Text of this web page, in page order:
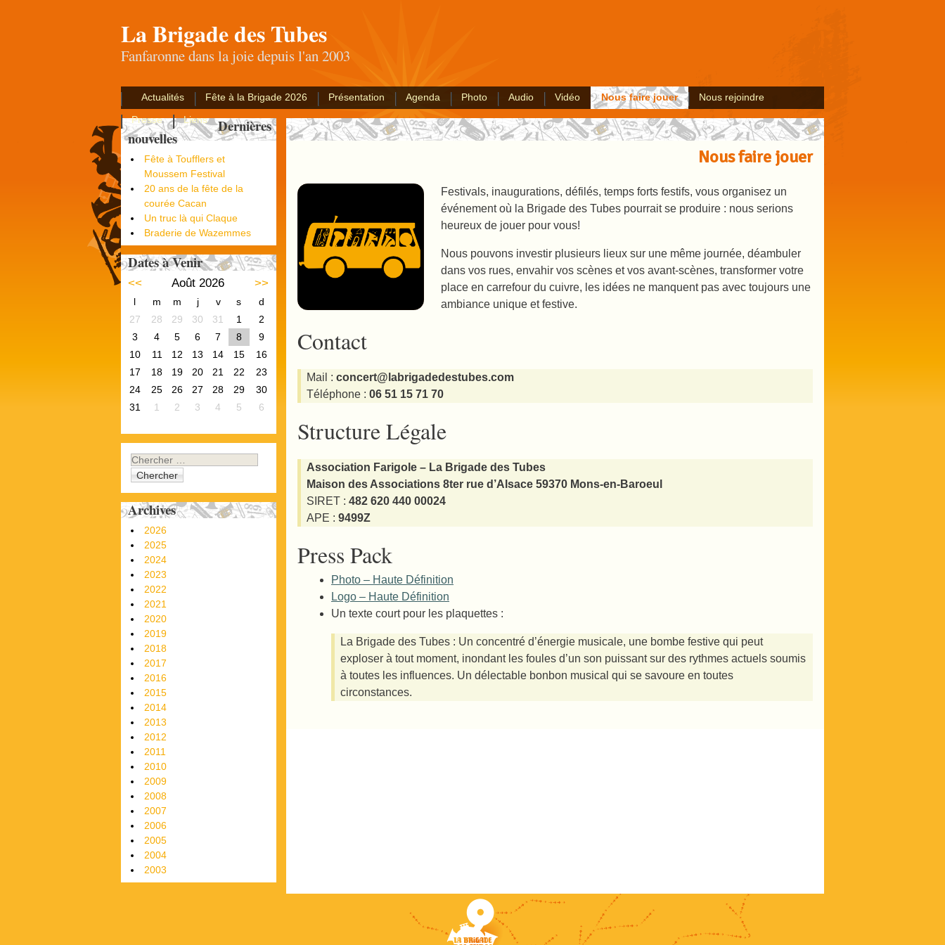
La Brigade des Tubes
Fanfaronne dans la joie depuis l'an 2003
Actualités Fête à la Brigade 2026 Présentation Agenda Photo Audio Vidéo Nous faire jouer
Nous rejoindre
Presse
Liens
Nous faire jouer
Festivals, inaugurations, défilés, temps forts festifs, vous organisez un
événement où la Brigade des Tubes pourrait se produire : nous serions
heureux de jouer pour vous!
Nous pouvons investir plusieurs lieux sur une même journée, déambuler
dans vos rues, envahir vos scènes et vos avant-scènes, transformer votre
place en carrefour du cuivre, les idées ne manquent pas avec toujours une
ambiance unique et festive.
Contact
Mail : concert@labrigadedestubes.com
Téléphone : 06 51 15 71 70
Structure Légale
Association Farigole – La Brigade des Tubes
Maison des Associations 8ter rue d’Alsace 59370 Mons-en-Baroeul
SIRET : 482 620 440 00024
APE : 9499Z
Press Pack
Photo – Haute Définition
Logo – Haute Définition
Un texte court pour les plaquettes :
La Brigade des Tubes : Un concentré d’énergie musicale, une bombe festive qui peut
exploser à tout moment, inondant les foules d’un son puissant sur des rythmes actuels soumis
à toutes les influences. Un délectable bonbon musical qui se savoure en toutes
circonstances.
Dernières
nouvelles
Fête à Toufflers et
Moussem Festival
20 ans de la fête de la
courée Cacan
Un truc là qui Claque
Braderie de Wazemmes
Dates à Venir
<< Août 2026 >>
l m m j v s
d
27
28 29 30 31 1
2
3
4 5 6 7 8
9
10
11 12 13 14 15
16
17
18 19 20 21 22
23
24
25 26 27 28 29
30
31
1 2 3 4 5 6
Chercher
Archives
2026
2025
2024
2023
2022
2021
2020
2019
2018
2017
2016
2015
2014
2013
2012
2011
2010
2009
2008
2007
2006
2005
2004
2003